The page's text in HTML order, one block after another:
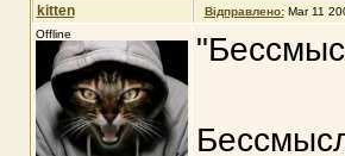
kitten Відправлено: Mar 11
Offline